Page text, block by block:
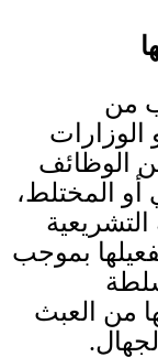
من
الوزارات
الوظائف
أو المختلط،
بموجب
من العبث
.